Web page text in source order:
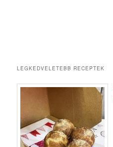
LEGKEDVELETEBB RECEPTEK